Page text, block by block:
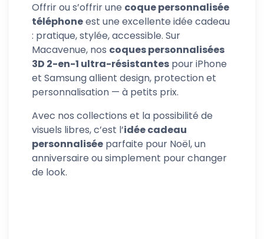
Offrir ou s’offrir une coque personnalisée
téléphoneest une excellente idée cadeau
: pratique, stylée, accessible. Sur
Macavenue, nos coques personnalisées
3D 2-en-1 ultra-résistantes pour iPhone
et Samsung allient design, protection et
personnalisation — à petits prix.
Avec nos collections et la possibilité de
visuels libres, c’est l’idée cadeau
personnalisée parfaite pour Noël, un
anniversaire ou simplement pour changer
de look.